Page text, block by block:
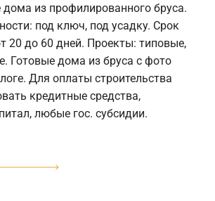
дома из профилированного бруса.
под ключ, под усадку. Срок
20 до 60 дней. Проекты: типовые,
Готовые дома из бруса с фото
Для оплаты строительства
кредитные средства,
любые гос. субсидии.